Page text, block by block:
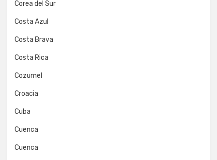
Corea del Sur
Costa Azul
Costa Brava
Costa Rica
Cozumel
Croacia
Cuba
Cuenca
Cuenca